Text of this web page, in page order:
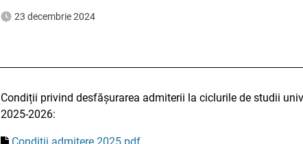
23 decembrie 2024
Condiții privind desfășurarea admiterii la ciclurile de studii
2025-2026: